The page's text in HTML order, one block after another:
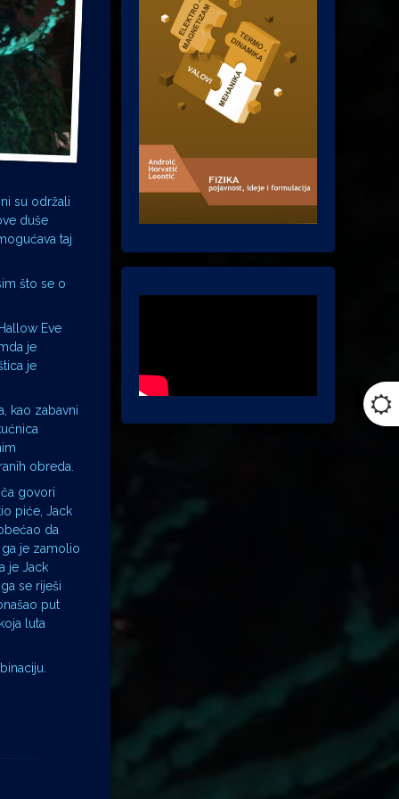
su održali
duše
taj
što se o
Eve
je
je
kao zabavni
obreda.
govori
piće, Jack
da
je zamolio
je Jack
se riješi
put
luta